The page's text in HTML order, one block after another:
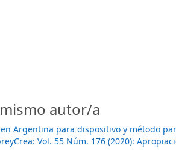
autor/a
Argentina para dispositivo y método
Vol. 55 Núm. 176 (2020):